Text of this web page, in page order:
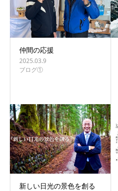
仲間の応援
2025.03.9
ブログ①
新しい日光の景色を創る